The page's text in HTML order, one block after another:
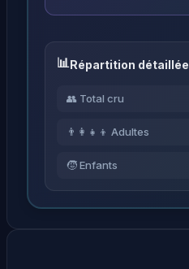
Répartition détaillée
👥 Total cru
👨‍👩‍👧‍👦 Adultes
🧒 Enfants